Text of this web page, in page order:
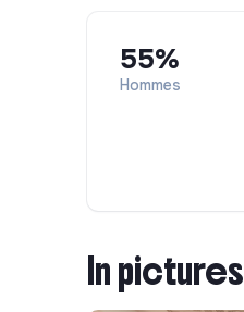
55%
Hommes
In pictures